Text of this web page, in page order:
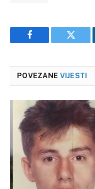
Facebook
POVEZANE VIJESTI